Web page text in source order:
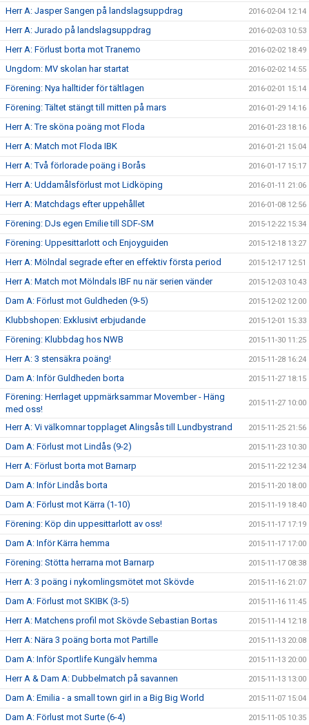
Herr A: Jasper Sangen på landslagsuppdrag 2016-02-04 12:14
Herr A: Jurado på landslagsuppdrag 2016-02-03 10:53
Herr A: Förlust borta mot Tranemo 2016-02-02 18:49
Ungdom: MV skolan har startat 2016-02-02 14:55
Förening: Nya halltider för tältlagen 2016-02-01 15:14
Förening: Tältet stängt till mitten på mars 2016-01-29 14:16
Herr A: Tre sköna poäng mot Floda 2016-01-23 18:16
Herr A: Match mot Floda IBK 2016-01-21 15:04
Herr A: Två förlorade poäng i Borås 2016-01-17 15:17
Herr A: Uddamålsförlust mot Lidköping 2016-01-11 21:06
Herr A: Matchdags efter uppehållet 2016-01-08 12:56
Förening: DJs egen Emilie till SDF-SM 2015-12-22 15:34
Förening: Uppesittarlott och Enjoyguiden 2015-12-18 13:27
Herr A: Mölndal segrade efter en effektiv första period 2015-12-17 12:51
Herr A: Match mot Mölndals IBF nu när serien vänder 2015-12-03 10:43
Dam A: Förlust mot Guldheden (9-5) 2015-12-02 12:00
Klubbshopen: Exklusivt erbjudande 2015-12-01 15:33
Förening: Klubbdag hos NWB 2015-11-30 11:25
Herr A: 3 stensäkra poäng! 2015-11-28 16:24
Dam A: Inför Guldheden borta 2015-11-27 18:15
Förening: Herrlaget uppmärksammar Movember - Häng
med oss!
2015-11-27 10:00
Herr A: Vi välkomnar topplaget Alingsås till Lundbystrand 2015-11-25 21:56
Dam A: Förlust mot Lindås (9-2) 2015-11-23 10:30
Herr A: Förlust borta mot Barnarp 2015-11-22 12:34
Dam A: Inför Lindås borta 2015-11-20 18:00
Dam A: Förlust mot Kärra (1-10) 2015-11-19 18:40
Förening: Köp din uppesittarlott av oss! 2015-11-17 17:19
Dam A: Inför Kärra hemma 2015-11-17 17:00
Förening: Stötta herrarna mot Barnarp 2015-11-17 08:38
Herr A: 3 poäng i nykomlingsmötet mot Skövde 2015-11-16 21:07
Dam A: Förlust mot SKIBK (3-5) 2015-11-16 11:45
Herr A: Matchens profil mot Skövde Sebastian Bortas 2015-11-14 12:18
Herr A: Nära 3 poäng borta mot Partille 2015-11-13 20:08
Dam A: Inför Sportlife Kungälv hemma 2015-11-13 20:00
Herr A & Dam A: Dubbelmatch på savannen 2015-11-13 13:00
Dam A: Emilia - a small town girl in a Big Big World 2015-11-07 15:04
Dam A: Förlust mot Surte (6-4) 2015-11-05 10:35